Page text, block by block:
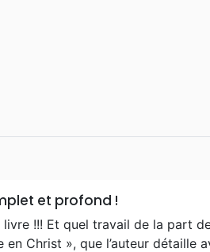
et profond !
livre !!! Et quel travail de la part
en Christ », que l’auteur détaille